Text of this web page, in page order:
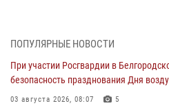
Росгвардейцы спасли раненого при
белгородского приграничья
ПОПУЛЯРНЫЕ НОВОСТИ
При участии Росгвардии в
безопасность празднования Дня
03 августа 2026, 08:07 5